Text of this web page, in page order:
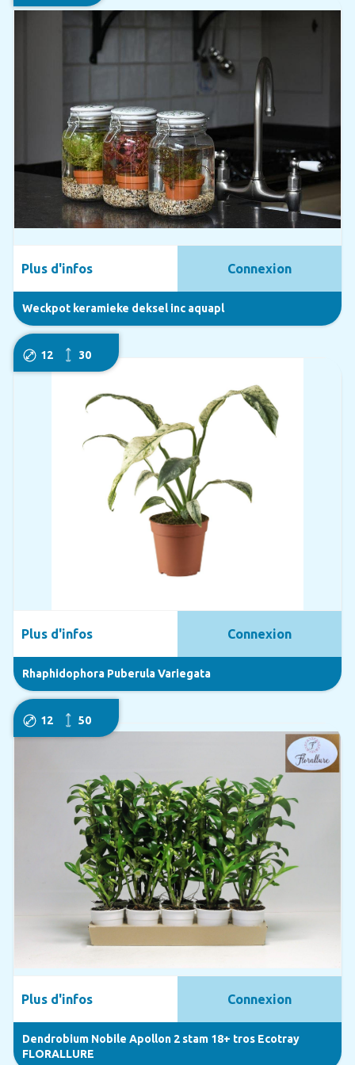
Weckpot keramieke deksel inc aquapl
Plus d'infos Connexion
12 30
Rhaphidophora Puberula Variegata
Plus d'infos Connexion
12 50
Dendrobium Nobile Apollon 2 stam 18+ tros Ecotray
FLORALLURE
Plus d'infos Connexion